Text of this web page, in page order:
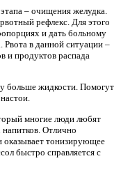
– очищения желудка.
рефлекс. Для этого
и дать больному
Рвота в данной ситуации –
и продуктов распада
больше жидкости. Помогут
многие люди любят
Отлично
оказывает тонизирующее
быстро справляется с